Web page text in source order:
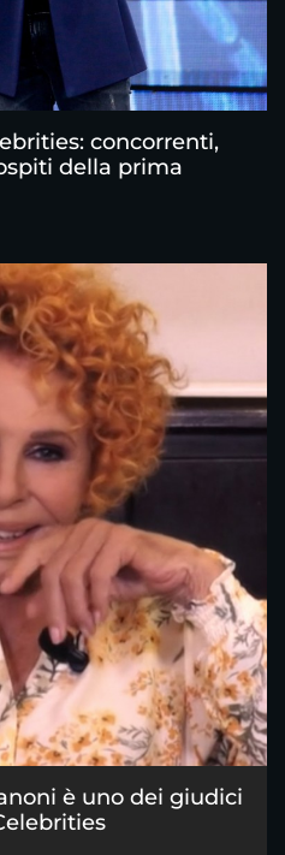
concorrenti,
della prima
è uno dei giudici